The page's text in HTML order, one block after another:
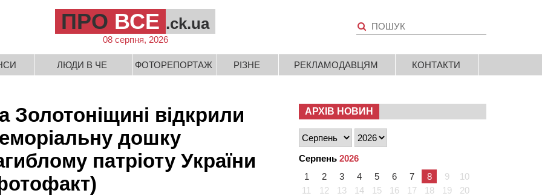
ПРО ВСЕ .ck.ua
08 серпня, 2026
ЛЮДИ В ЧЕ ФОТОРЕПОРТАЖ РІЗНЕ РЕКЛАМОДАВЦЯМ КОНТАКТИ
Золотоніщині відкрили
дошку
патріоту України
АРХІВ НОВИН
Серпень 2026
1
2 3 4 5 6 7 8 9
10
11
12 13 14 15 16 17 18 19
20